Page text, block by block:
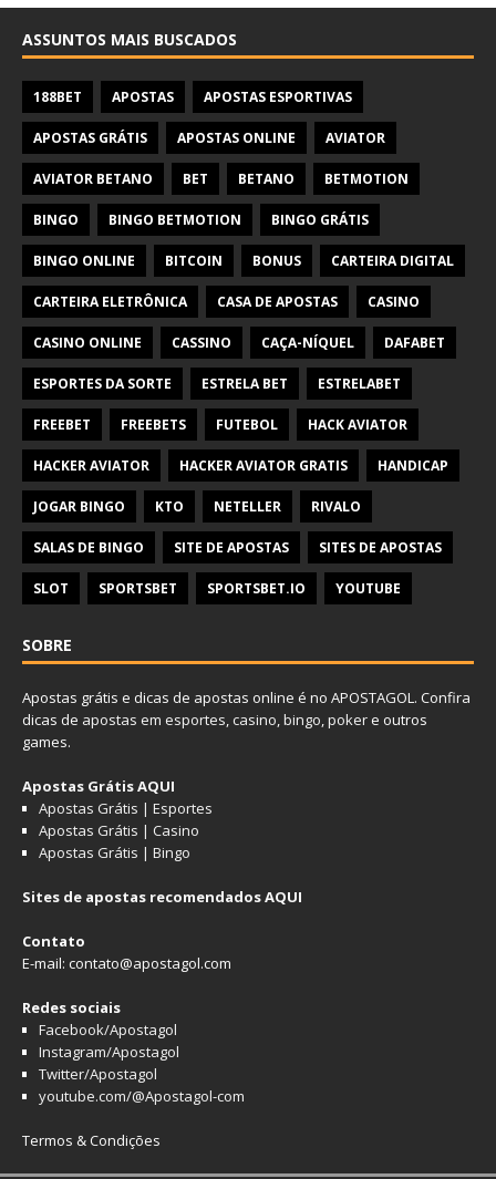
ASSUNTOS MAIS BUSCADOS
188BET APOSTAS APOSTAS ESPORTIVAS
APOSTAS GRÁTIS APOSTAS ONLINE AVIATOR
AVIATOR BETANO BET BETANO BETMOTION
BINGO BINGO BETMOTION BINGO GRÁTIS
BINGO ONLINE BITCOIN BONUS CARTEIRA DIGITAL
CARTEIRA ELETRÔNICA CASA DE APOSTAS CASINO
CASINO ONLINE CASSINO CAÇA-NÍQUEL DAFABET
ESPORTES DA SORTE ESTRELA BET ESTRELABET
FREEBET FREEBETS FUTEBOL HACK AVIATOR
HACKER AVIATOR HACKER AVIATOR GRATIS HANDICAP
JOGAR BINGO KTO NETELLER RIVALO
SALAS DE BINGO SITE DE APOSTAS SITES DE APOSTAS
SLOT SPORTSBET SPORTSBET.IO YOUTUBE
SOBRE
Apostas grátis e dicas de apostas online é no APOSTAGOL. Confira
dicas de apostas em esportes,casino,bingo,pokere outros
games.
Apostas Grátis AQUI
Apostas Grátis | Esportes
Apostas Grátis | Casino
Apostas Grátis | Bingo
Sites de apostas recomendados AQUI
Contato
E-mail: contato@apostagol.com
Redes sociais
Facebook/Apostagol
Instagram/Apostagol
Twitter/Apostagol
youtube.com/@Apostagol-com
Termos & Condições